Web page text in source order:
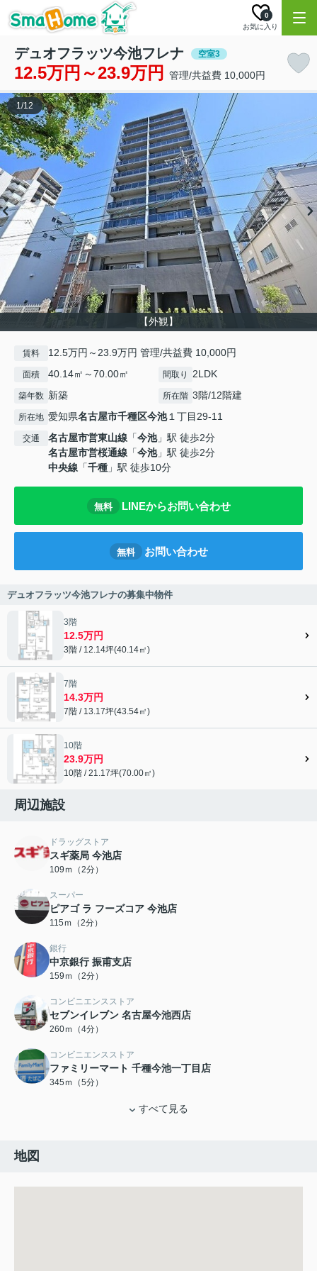
お気に入り
0
デュオフラッツ今池フレナ 空室3
12.5万円～23.9万円 管理/共益費 10,000円
【外観】
1/12
賃料 12.5万円～23.9万円 管理/共益費 10,000円
面積 40.14㎡～70.00㎡ 間取り 2LDK
築年数 新築 所在階 3階/12階建
所在地 愛知県名古屋市千種区今池１丁目29-11
交通 名古屋市営東山線 「今池」駅 徒歩2分
名古屋市営桜通線 「今池」駅 徒歩2分
中央線 「千種 」駅 徒歩10分
無料 LINEからお問い合わせ
無料 お問い合わせ
デュオフラッツ今池フレナの募集中物件
3階
12.5万円
3階 / 12.14坪(40.14㎡)
7階
14.3万円
7階 / 13.17坪(43.54㎡)
10階
23.9万円
10階 / 21.17坪(70.00㎡)
周辺施設
ドラッグストア
スギ薬局 今池店
109ｍ（2分）
スーパー
ピアゴ ラ フーズコア 今池店
115ｍ（2分）
銀行
中京銀行 振甫支店
159ｍ（2分）
コンビニエンスストア
セブンイレブン 名古屋今池西店
260ｍ（4分）
コンビニエンスストア
ファミリーマート 千種今池一丁目店
345ｍ（5分）
すべて見る
地図